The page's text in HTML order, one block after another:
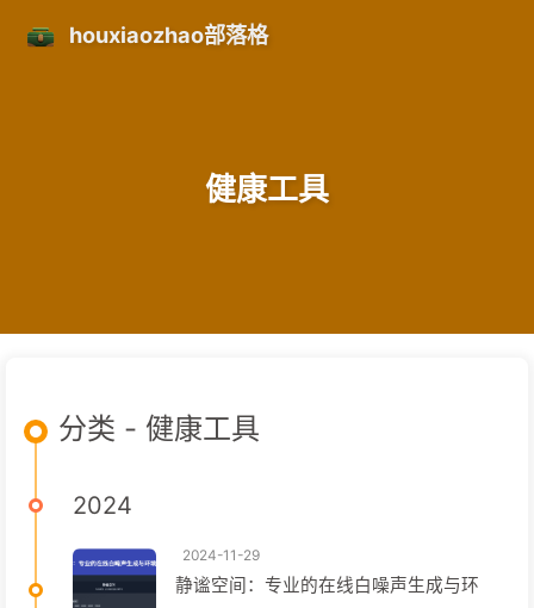
houxiaozhao部落格
健康工具
分类 - 健康工具
2024
2024-11-29
静谧空间：专业的在线白噪声生成与环